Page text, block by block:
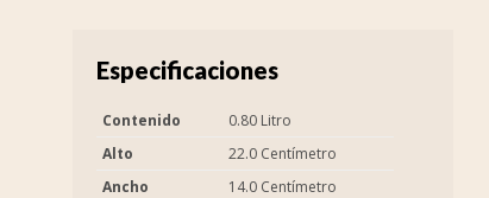
Especificaciones
Contenido
0.80 Litro
Alto
22.0 Centímetro
Ancho
14.0 Centímetro